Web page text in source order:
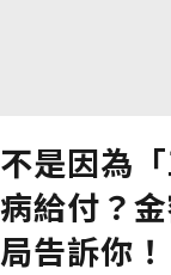
不是因為
病給付？
局告訴你！